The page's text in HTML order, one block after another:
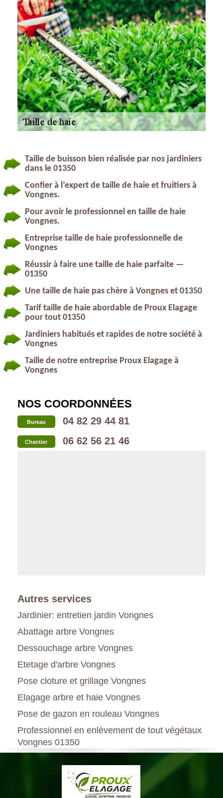
Taille de buisson bien réalisée par nos jardiniers
dans le 01350
Confier à l’expert de taille de haie et fruitiers à
Vongnes.
Pour avoir le professionnel en taille de haie
Vongnes.
Entreprise taille de haie professionnelle de
Vongnes
Réussir à faire une taille de haie parfaite —
01350
Une taille de haie pas chère à Vongnes et 01350
Tarif taille de haie abordable de Proux Elagage
pour tout 01350
Jardiniers habitués et rapides de notre société à
Vongnes
Taille de notre entreprise Proux Elagage à
Vongnes
NOS COORDONNÉES
Bureau 04 82 29 44 81
Chantier 06 62 56 21 46
Autres services
Jardinier: entretien jardin Vongnes
Abattage arbre Vongnes
Dessouchage arbre Vongnes
Etetage d'arbre Vongnes
Pose cloture et grillage Vongnes
Elagage arbre et haie Vongnes
Pose de gazon en rouleau Vongnes
Professionnel en enlèvement de tout végétaux
Vongnes 01350